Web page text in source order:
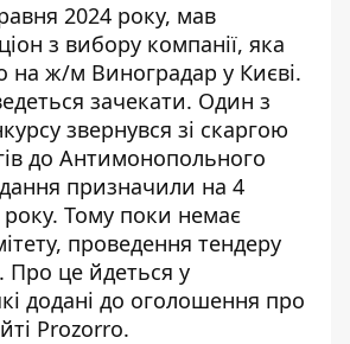
2024 року, мав
з вибору компанії, яка
на ж/м Виноградар у Києві.
зачекати. Один з
звернувся зі скаргою
до Антимонопольного
призначили на 4
Тому поки немає
проведення тендеру
це йдеться у
додані до оголошення про
Prozorro.